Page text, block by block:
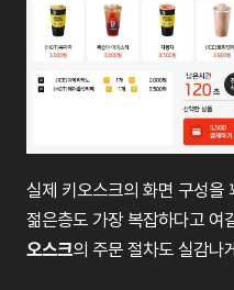
실제 키오스크의 화면 구성을
젊은층도 가장 복잡하다고 여
오스크의 주문 절차도 실감나